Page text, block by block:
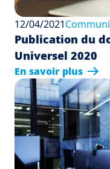
12/04/2021
Publication du
Universel 2020
En savoir plus